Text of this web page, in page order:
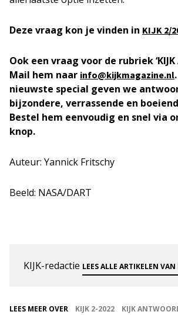
Deze vraag kon je vinden in KIJK 2/
Ook een vraag voor de rubriek
Mail hem naar info@kijkmagazine.nl
nieuwste special geven we
bijzondere, verrassende en
Bestel hem eenvoudig en snel via
knop.
Auteur: Yannick Fritschy
Beeld: NASA/DART
KIJK-redactie LEES ALLE ARTIKELEN
LEES MEER OVER KIJK 2-2022
KIJK